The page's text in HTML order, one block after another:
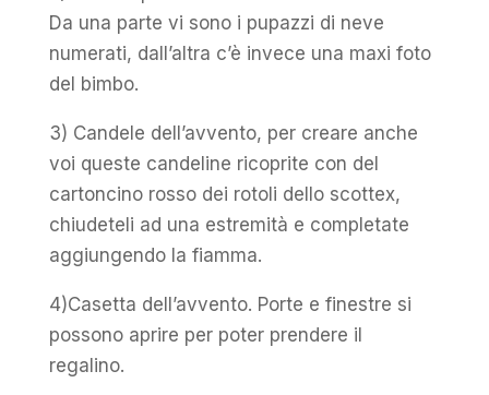
Da una parte vi sono i pupazzi di neve
numerati, dall’altra c’è invece una maxi foto
del bimbo.
3) Candele dell’avvento, per creare anche
voi queste candeline ricoprite con del
cartoncino rosso dei rotoli dello scottex,
chiudeteli ad una estremità e completate
aggiungendo la fiamma.
4)Casetta dell’avvento. Porte e finestre si
possono aprire per poter prendere il
regalino.